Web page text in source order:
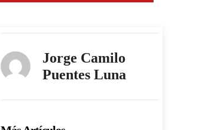
Jorge Camilo
Puentes Luna